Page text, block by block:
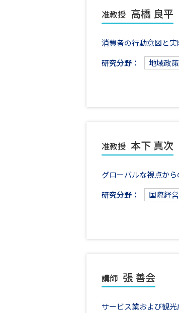
准教授 高橋 良平
消費者の行動意図と
研究分野：
地域政策
准教授 本下 真次
グローバルな視点か
研究分野：
国際経営
講師 張 善会
サービス業および観